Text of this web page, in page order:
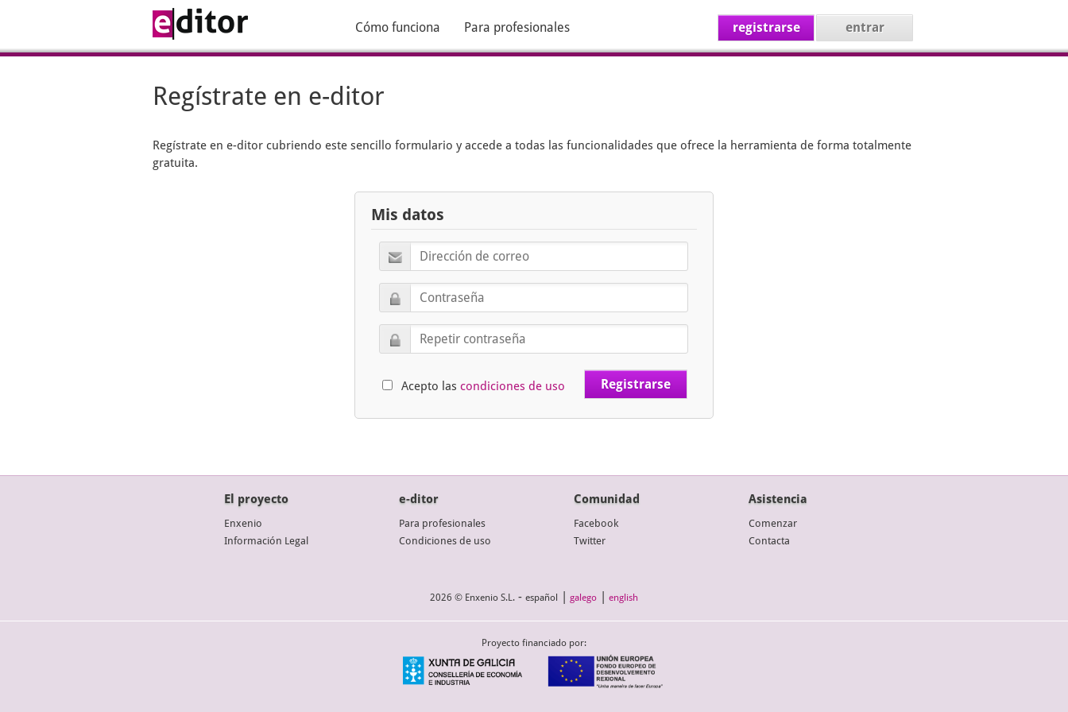
Cómo funciona Para profesionales registrarse entrar
Regístrate en e-ditor
Regístrate en e-ditor cubriendo este sencillo formulario y accede a todas las funcionalidades que ofrece la herramienta de forma totalmente
gratuita.
Mis datos
Acepto las condiciones de uso
El proyecto
Enxenio
Información Legal
e-ditor
Para profesionales
Condiciones de uso
Comunidad
Facebook
Twitter
Asistencia
Comenzar
Contacta
2026 © Enxenio S.L. - español galego english
Proyecto financiado por: